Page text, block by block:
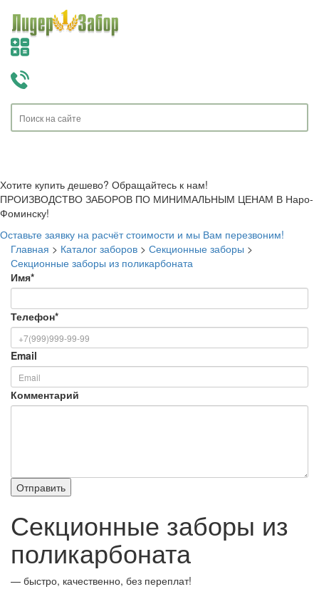
Хотите купить дешево? Обращайтесь к нам!
ПРОИЗВОДСТВО ЗАБОРОВ ПО МИНИМАЛЬНЫМ ЦЕНАМ В Наро-
Фоминску!
Оставьте заявку на расчёт стоимости и мы Вам перезвоним!
Главная > Каталог заборов > Секционные заборы >
Секционные заборы из поликарбоната
Имя*
Телефон*
Email
Комментарий
Секционные заборы из
поликарбоната
— быстро, качественно, без переплат!